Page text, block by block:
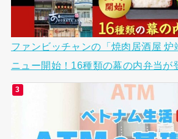
ファンビッチャンの「焼肉居酒屋 炉
ニュー開始！16種類の幕の内弁当が